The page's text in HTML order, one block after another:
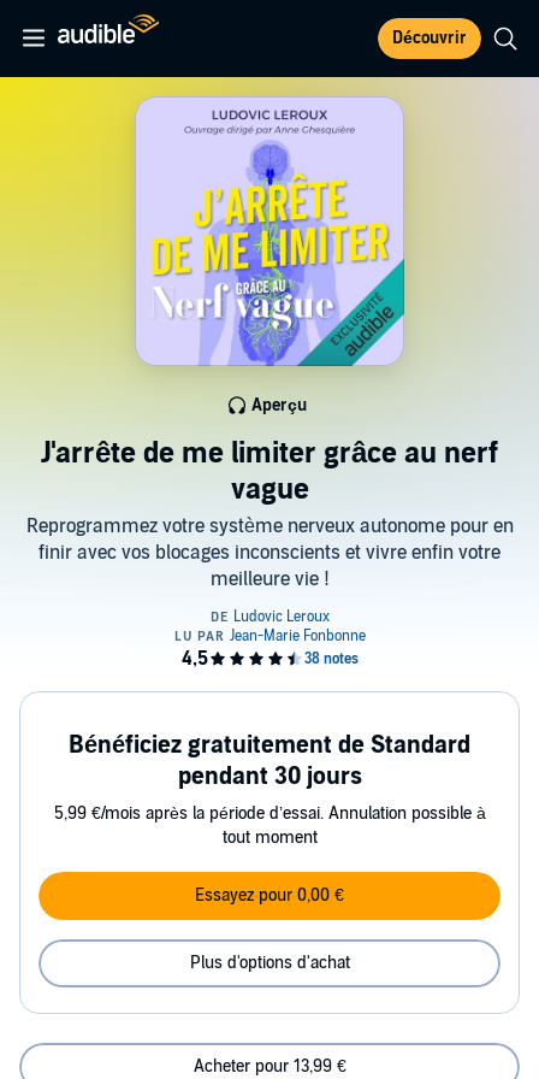
Découvrir
J'arrête de me limiter grâce au nerf
vague
Reprogrammez votre système nerveux autonome pour en
finir avec vos blocages inconscients et vivre enfin votre
meilleure vie !
Aperçu
Bénéficiez gratuitement de Standard
pendant 30 jours
5,99 €/mois après la période d’essai. Annulation possible à
tout moment
Essayez pour 0,00 €
Plus d'options d'achat
Acheter pour 13,99 €